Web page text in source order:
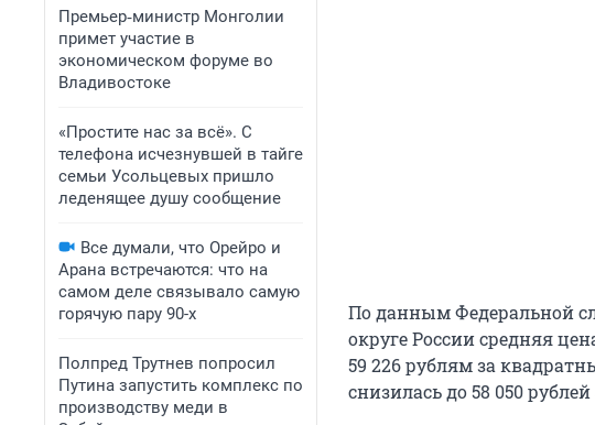
Премьер‑министр Монголии
примет участие в
экономическом форуме во
Владивостоке
«Простите нас за всё». С
телефона исчезнувшей в тайге
семьи Усольцевых пришло
леденящее душу сообщение
Все думали, что Орейро и
Арана встречаются: что на
самом деле связывало самую
горячую пару 90-х
Полпред Трутнев попросил
Путина запустить комплекс по
производству меди в
По данным Федеральной
округе России средняя
59 226 рублям за
снизилась до 58 050